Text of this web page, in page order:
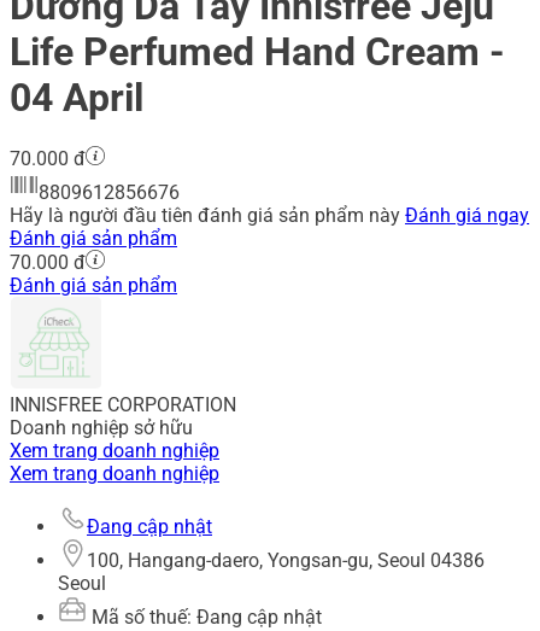
Life Perfumed Hand Cream -
04 April
70.000 đ
8809612856676
Hãy là người đầu tiên đánh giá sản phẩm này Đánh giá ngay
Đánh giá sản phẩm
70.000 đ
Đánh giá sản phẩm
INNISFREE CORPORATION
Doanh nghiệp sở hữu
Xem trang doanh nghiệp
Xem trang doanh nghiệp
Đang cập nhật
100, Hangang-daero, Yongsan-gu, Seoul 04386
Seoul
Mã số thuế: Đang cập nhật